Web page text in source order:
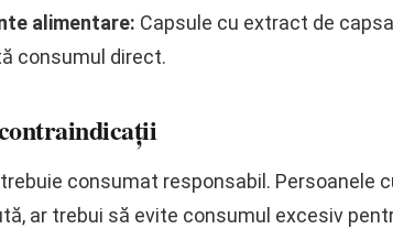
alimentare: Capsule cu extract de
consumul direct.
consumat responsabil. Persoanele
ar trebui să evite consumul excesiv